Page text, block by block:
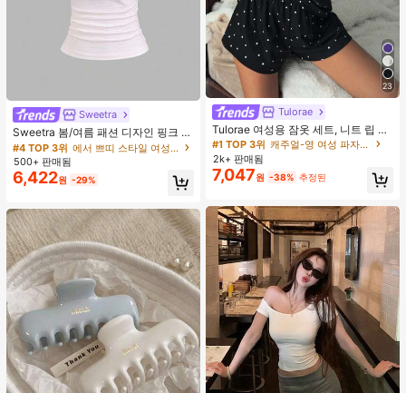
Sweetra
Sweetra 봄/여름 패션 디자인 핑크 스
트라이프 브라운 폴카 도트 스파게티
스트랩 2 In 1 스위트 걸리시 비치 로
맨틱 휴가 스타일 여성용 캐미 탱크 탑
#4 TOP 3위
거의 매진!
#4 TOP 3위
거의 매진!
#4 TOP 3위
거의 매진!
#4 TOP 3위
에서 쁘띠 스타일 여성 상의, 블라우스 & 티
500+ 판매됨
6,422원 -29%
23
Tulorae
Tulorae 여성용 잠옷 세트, 니트 립 원
단, 하트 프린트 대비 레이스 트림, 로
맨틱 달콤 귀여운 섹시 캐미솔 & 반바
지 베이비돌 잠옷 세트 투피스 나이트
세트 섹시 잠옷 세트 여성용 잠옷 롬퍼
투피스 잠옷 세트 여성용 잠옷 세트 도
트 잠옷 세트 잠옷 반바지 세트 투피스
잠옷 세트 여성용 여름 세트 도트 반바
지 세트 여성용 잠옷 세트 반바지 잠옷
세트 여성용 투피스 여름 라운지 세트
#1 TOP 3위
캐주얼-영 여성 파자마 세트
2k+ 판매됨
7,047원 -38% 추정된